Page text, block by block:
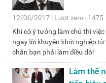
12/06/2017 | Lượt xem : 1475
Khi có ý tưởng làm chủ thì
ngay lời khuyên khởi nghiệp
chắn bạn phải làm điều đó!
Làm thế